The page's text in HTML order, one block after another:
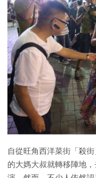
自從旺角西洋菜街「殺
的大媽大叔就轉移陣地